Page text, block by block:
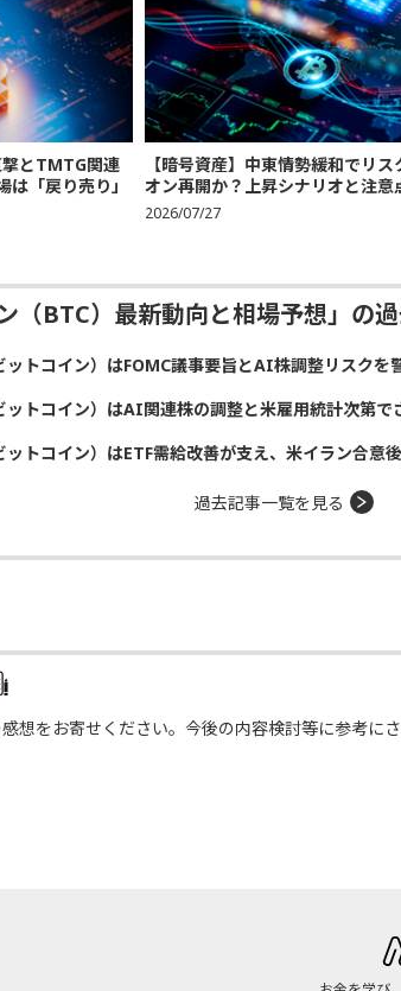
撃とTMTG関連
「戻り売り」
【暗号資産】中東情勢緩和でリス
オン再開か？上昇シナリオと注意
2026/07/27
（BTC）最新動向と相場予想」の
ットコイン）はFOMC議事要旨とAI株調整リスクを
ットコイン）はAI関連株の調整と米雇用統計次第で
ットコイン）はETF需給改善が支え、米イラン合意
過去記事一覧を見る
想をお寄せください。今後の内容検討等に参考にさ